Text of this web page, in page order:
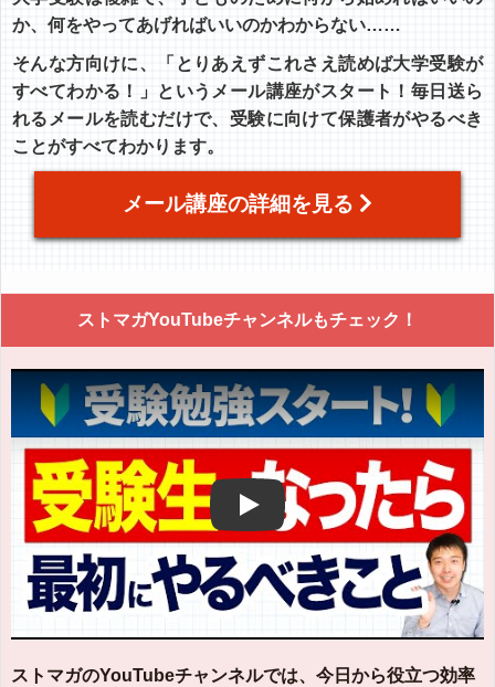
か、何をやってあげればいいのかわからない……
そんな方向けに、「とりあえずこれさえ読めば大学受験が
すべてわかる！」というメール講座がスタート！毎日送ら
れるメールを読むだけで、受験に向けて保護者がやるべき
ことがすべてわかります。
メール講座の詳細を見る
ストマガYouTubeチャンネルもチェック！
Play
ストマガのYouTubeチャンネルでは、今日から役立つ効率